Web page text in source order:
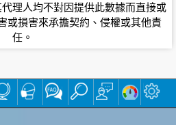
理人均不對因提供此數據而直接或
或損害來承擔契約、侵權或其他責
任。